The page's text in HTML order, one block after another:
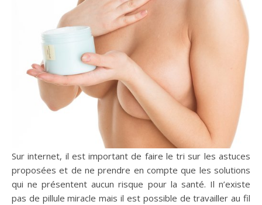
Sur internet, il est important de faire le tri sur les astuces
proposées et de ne prendre en compte que les solutions
qui ne présentent aucun risque pour la santé. Il n’existe
pas de pillule miracle mais il est possible de travailler au fil